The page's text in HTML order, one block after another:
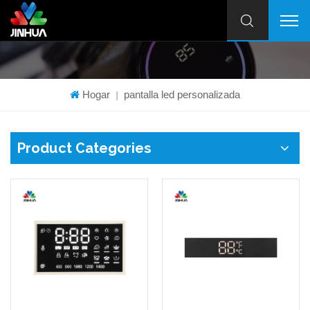
Hogar | pantalla led personalizada
Product Categories